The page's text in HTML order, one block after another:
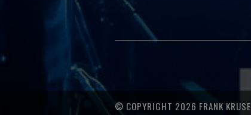
© COPYRIGHT 2026 FRANK KRUSE